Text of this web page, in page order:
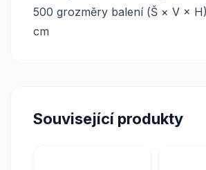
500 grozměry balení (Š × V ×
cm
Související produkty